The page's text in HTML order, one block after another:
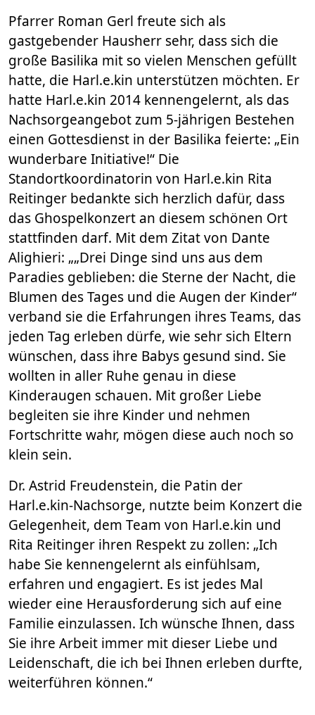
Pfarrer Roman Gerl freute sich als
gastgebender Hausherr sehr, dass sich die
große Basilika mit so vielen Menschen gefüllt
hatte, die Harl.e.kin unterstützen möchten. Er
hatte Harl.e.kin 2014 kennengelernt, als das
Nachsorgeangebot zum 5-jährigen Bestehen
einen Gottesdienst in der Basilika feierte: „Ein
wunderbare Initiative!“ Die
Standortkoordinatorin von Harl.e.kin Rita
Reitinger bedankte sich herzlich dafür, dass
das Ghospelkonzert an diesem schönen Ort
stattfinden darf. Mit dem Zitat von Dante
Alighieri: „„Drei Dinge sind uns aus dem
Paradies geblieben: die Sterne der Nacht, die
Blumen des Tages und die Augen der Kinder“
verband sie die Erfahrungen ihres Teams, das
jeden Tag erleben dürfe, wie sehr sich Eltern
wünschen, dass ihre Babys gesund sind. Sie
wollten in aller Ruhe genau in diese
Kinderaugen schauen. Mit großer Liebe
begleiten sie ihre Kinder und nehmen
Fortschritte wahr, mögen diese auch noch so
klein sein.
Dr. Astrid Freudenstein, die Patin der
Harl.e.kin-Nachsorge, nutzte beim Konzert die
Gelegenheit, dem Team von Harl.e.kin und
Rita Reitinger ihren Respekt zu zollen: „Ich
habe Sie kennengelernt als einfühlsam,
erfahren und engagiert. Es ist jedes Mal
wieder eine Herausforderung sich auf eine
Familie einzulassen. Ich wünsche Ihnen, dass
Sie ihre Arbeit immer mit dieser Liebe und
Leidenschaft, die ich bei Ihnen erleben durfte,
weiterführen können.“